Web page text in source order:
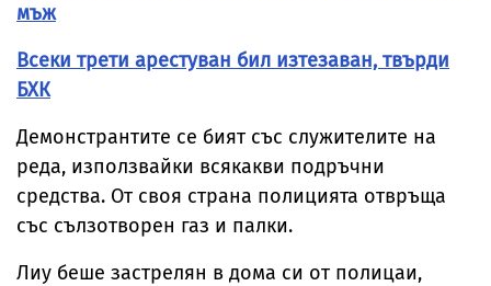
мъж
Всеки трети арестуван бил изтезаван, твърди
БХК
Демонстрантите се бият със служителите на
реда, използвайки всякакви подръчни
средства. От своя страна полицията отвръща
със сълзотворен газ и палки.
Лиу беше застрелян в дома си от полицаи,